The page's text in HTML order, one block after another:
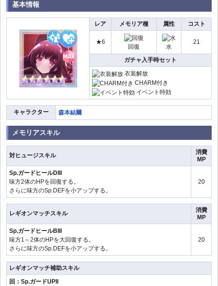
基本情報
レア メモリア種 属性 コスト
★6
回復 水
21
ガチャ入手時セット
衣装解放
CHARM付き
イベント特効
キャラクター 森本結爾
メモリアスキル
対ヒュージスキル
消費
MP
Sp.ガードヒールDIII
味方2体のHPを回復する。
さらに味方のSp.DEFを小アップする。
20
レギオンマッチスキル
消費
MP
Sp.ガードヒールBIII
味方1～2体のHPを大回復する。
さらに味方のSp.DEFを小アップする。
20
レギオンマッチ補助スキル
回：Sp.ガードUPII